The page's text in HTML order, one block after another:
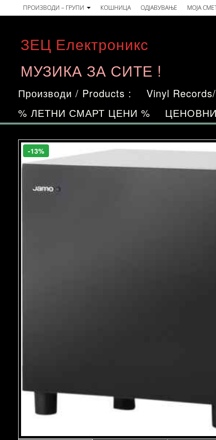
to
content
ПРОИЗВОДИ – ГРУПИ КОШНИЦА ОДЈАВУВАЊЕ МОЈА
ЗЕЦ Електроникс
МУЗИКА ЗА СИТЕ !
Производи / Products : Vinyl
% ЛЕТНИ СМАРТ ЦЕНИ %
-13%